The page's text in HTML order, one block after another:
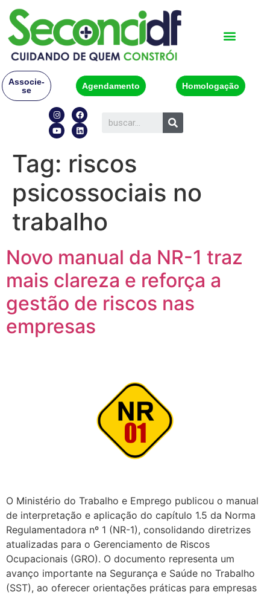
Associe-
se
Agendamento Homologação
Tag: riscos
psicossociais no
trabalho
Novo manual da NR-1 traz
mais clareza e reforça a
gestão de riscos nas
empresas
O Ministério do Trabalho e Emprego publicou o manual
de interpretação e aplicação do capítulo 1.5 da Norma
Regulamentadora nº 1 (NR-1), consolidando diretrizes
atualizadas para o Gerenciamento de Riscos
Ocupacionais (GRO). O documento representa um
avanço importante na Segurança e Saúde no Trabalho
(SST), ao oferecer orientações práticas para empresas